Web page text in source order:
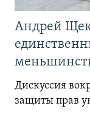
Андрей
Дискуссия
защиты прав